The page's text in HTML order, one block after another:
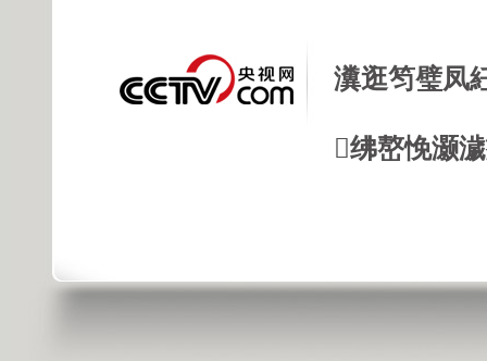
瀵逛笉璧凤
绋嶅悗灏